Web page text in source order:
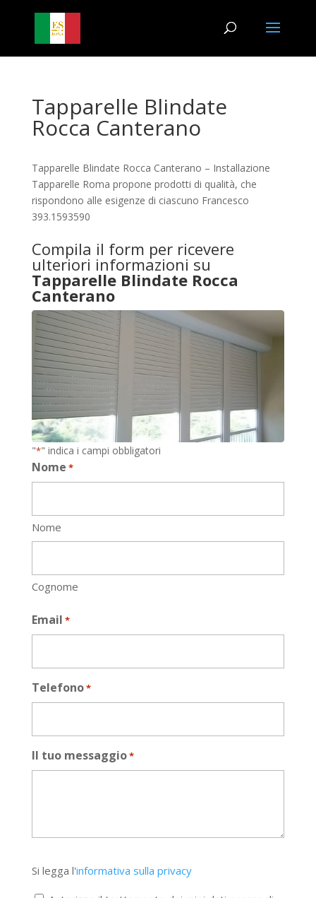
Tapparelle Blindate
Rocca Canterano
Tapparelle Blindate Rocca Canterano – Installazione
Tapparelle Roma propone prodotti di qualità, che
rispondono alle esigenze di ciascuno Francesco
393.1593590
Compila il form per ricevere
ulteriori informazioni su
Tapparelle Blindate Rocca
Canterano
"*" indica i campi obbligatori
Nome *
Nome
Cognome
Email *
Telefono*
Il tuo messaggio*
legga
l'informativa
Si legga l'informativa sulla privacy